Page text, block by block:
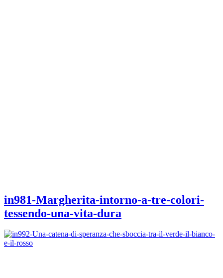
in981-Margherita-intorno-a-tre-colori-
tessendo-una-vita-dura